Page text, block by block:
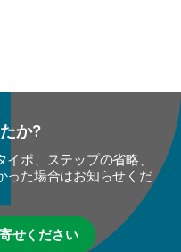
か?
ポ、ステップの省略、
った場合はお知らせくだ
せください